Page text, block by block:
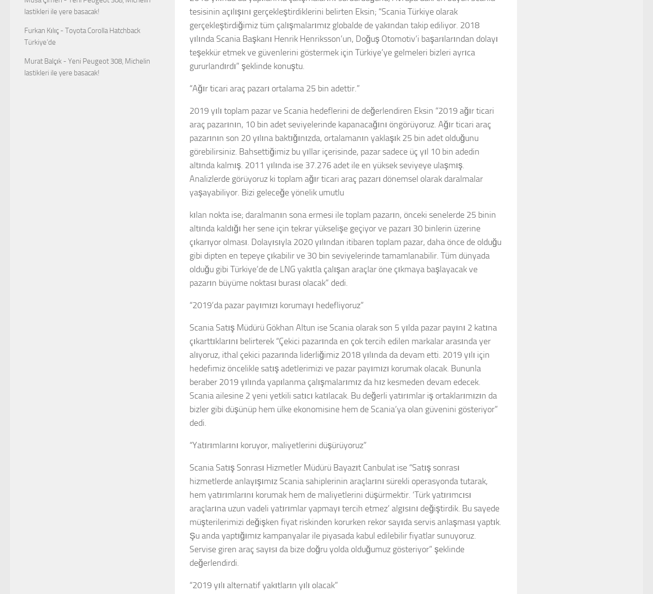
tesisinin açılışını gerçekleştirdiklerini belirten Eksin; “Scania Türkiye olarak
gerçekleştirdiğimiz tüm çalışmalarımız globalde de yakından takip ediliyor. 2018
yılında Scania Başkanı Henrik Henriksson’un, Doğuş Otomotiv’i başarılarından dolayı
teşekkür etmek ve güvenlerini göstermek için Türkiye’ye gelmeleri bizleri ayrıca
gururlandırdı” şeklinde konuştu.
“Ağır ticari araç pazarı ortalama 25 bin adettir.”
2019 yılı toplam pazar ve Scania hedeflerini de değerlendiren Eksin “2019 ağır ticari
araç pazarının, 10 bin adet seviyelerinde kapanacağını öngörüyoruz. Ağır ticari araç
pazarının son 20 yılına baktığınızda, ortalamanın yaklaşık 25 bin adet olduğunu
görebilirsiniz. Bahsettiğimiz bu yıllar içerisinde, pazar sadece üç yıl 10 bin adedin
altında kalmış. 2011 yılında ise 37.276 adet ile en yüksek seviyeye ulaşmış.
Analizlerde görüyoruz ki toplam ağır ticari araç pazarı dönemsel olarak daralmalar
yaşayabiliyor. Bizi geleceğe yönelik umutlu
kılan nokta ise; daralmanın sona ermesi ile toplam pazarın, önceki senelerde 25 binin
altında kaldığı her sene için tekrar yükselişe geçiyor ve pazarı 30 binlerin üzerine
çıkarıyor olması. Dolayısıyla 2020 yılından itibaren toplam pazar, daha önce de olduğu
gibi dipten en tepeye çıkabilir ve 30 bin seviyelerinde tamamlanabilir. Tüm dünyada
olduğu gibi Türkiye’de de LNG yakıtla çalışan araçlar öne çıkmaya başlayacak ve
pazarın büyüme noktası burası olacak” dedi.
“2019’da pazar payımızı korumayı hedefliyoruz”
Scania Satış Müdürü Gökhan Altun ise Scania olarak son 5 yılda pazar payını 2 katına
çıkarttıklarını belirterek “Çekici pazarında en çok tercih edilen markalar arasında yer
alıyoruz, ithal çekici pazarında liderliğimiz 2018 yılında da devam etti. 2019 yılı için
hedefimiz öncelikle satış adetlerimizi ve pazar payımızı korumak olacak. Bununla
beraber 2019 yılında yapılanma çalışmalarımız da hız kesmeden devam edecek.
Scania ailesine 2 yeni yetkili satıcı katılacak. Bu değerli yatırımlar iş ortaklarımızın da
bizler gibi düşünüp hem ülke ekonomisine hem de Scania’ya olan güvenini gösteriyor”
dedi.
“Yatırımlarını koruyor, maliyetlerini düşürüyoruz”
Scania Satış Sonrası Hizmetler Müdürü Bayazıt Canbulat ise “Satış sonrası
hizmetlerde anlayışımız Scania sahiplerinin araçlarını sürekli operasyonda tutarak,
hem yatırımlarını korumak hem de maliyetlerini düşürmektir. ‘Türk yatırımcısı
araçlarına uzun vadeli yatırımlar yapmayı tercih etmez’ algısını değiştirdik. Bu sayede
müşterilerimizi değişken fiyat riskinden korurken rekor sayıda servis anlaşması yaptık.
Şu anda yaptığımız kampanyalar ile piyasada kabul edilebilir fiyatlar sunuyoruz.
Servise giren araç sayısı da bize doğru yolda olduğumuz gösteriyor” şeklinde
değerlendirdi.
“2019 yılı alternatif yakıtların yılı olacak”
lastikleri ile yere basacak!
Furkan Kılıç - Toyota Corolla Hatchback
Türkiye’de
Murat Balçık - Yeni Peugeot 308, Michelin
lastikleri ile yere basacak!